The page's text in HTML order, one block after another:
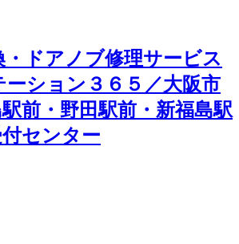
・ドアノブ修理サービス
ション３６５／大阪市
前・野田駅前・新福島駅
センター